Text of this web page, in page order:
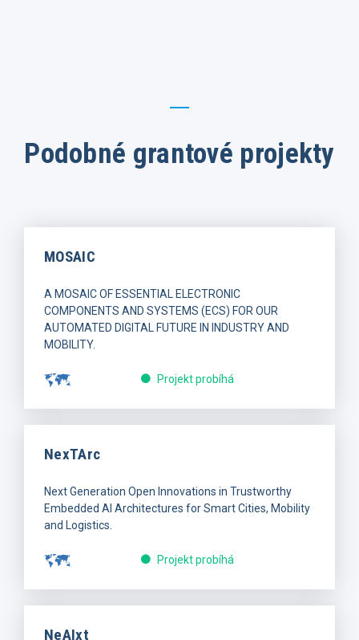
Podobné grantové projekty
MOSAIC
A MOSAIC OF ESSENTIAL ELECTRONIC
COMPONENTS AND SYSTEMS (ECS) FOR OUR
AUTOMATED DIGITAL FUTURE IN INDUSTRY AND
MOBILITY.
Projekt probíhá
NexTArc
Next Generation Open Innovations in Trustworthy
Embedded AI Architectures for Smart Cities, Mobility
and Logistics.
Projekt probíhá
NeAIxt